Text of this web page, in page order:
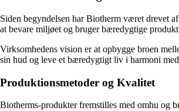
Siden begyndelsen har Biotherm været drevet
at bevare miljøet og bruger bæredygtige
Virksomhedens vision er at opbygge broen
sin hud og leve et bæredygtigt liv i harmoni
Produktionsmetoder og Kvalitet
Biotherms-produkter fremstilles med omhu og